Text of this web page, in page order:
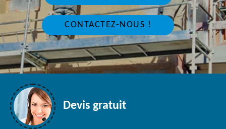
CONTACTEZ-NOUS !
Devis gratuit